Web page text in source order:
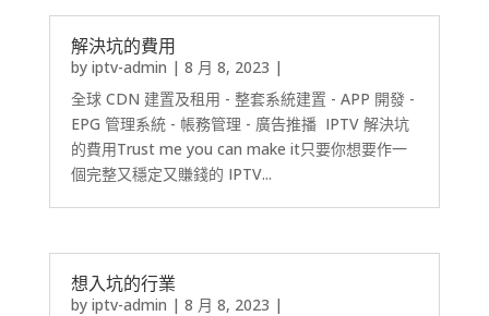
解決坑的費用
by iptv-admin | 8 月 8, 2023 |
全球 CDN 建置及租用 - 整套系統建置 - APP 開發 -
EPG 管理系統 - 帳務管理 - 廣告推播 IPTV 解決坑
的費用Trust me you can make it只要你想要作一
個完整又穩定又賺錢的 IPTV...
想入坑的行業
by iptv-admin | 8 月 8, 2023 |